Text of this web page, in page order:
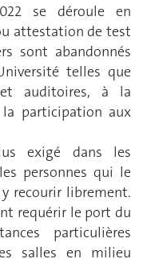
se déroule en
attestation de test
sont abandonnés
telles que
auditoires, à la
participation aux
exigé dans les
personnes qui le
recourir librement.
requérir le port du
particulières
salles en milieu